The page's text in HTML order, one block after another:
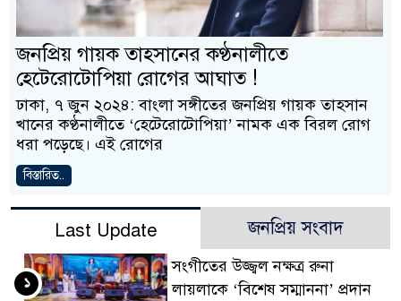
জনপ্রিয় গায়ক তাহসানের কণ্ঠনালীতে
হেটেরোটোপিয়া রোগের আঘাত !
ঢাকা, ৭ জুন ২০২৪: বাংলা সঙ্গীতের জনপ্রিয় গায়ক তাহসান
খানের কণ্ঠনালীতে ‘হেটেরোটোপিয়া’ নামক এক বিরল রোগ
ধরা পড়েছে। এই রোগের
বিস্তারিত..
Last Update জনপ্রিয় সংবাদ
সংগীতের উজ্জ্বল নক্ষত্র রুনা
লায়লাকে ‘বিশেষ সম্মাননা’ প্রদান
১